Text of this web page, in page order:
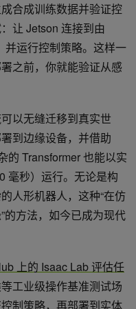
合成训练数据并验证控
让 Jetson 连接到由
并运行控制策略。这样一
之前，你就能验证从感
以无缝迁移到真实世
到边缘设备，并借助
的 Transformer 也能以实
毫秒）运行。无论是构
人形机器人，这种“在仿
的方法，如今已成为现代
上的 Isaac Lab 评估任
工业级操作基准测试场
制策略，再部署到实体